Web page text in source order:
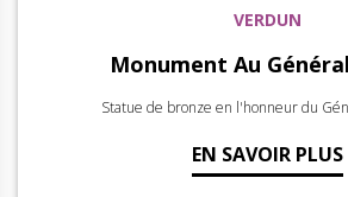
VERDUN
Monument Au
Statue de bronze en l'honneur du
EN SAVOIR PLUS